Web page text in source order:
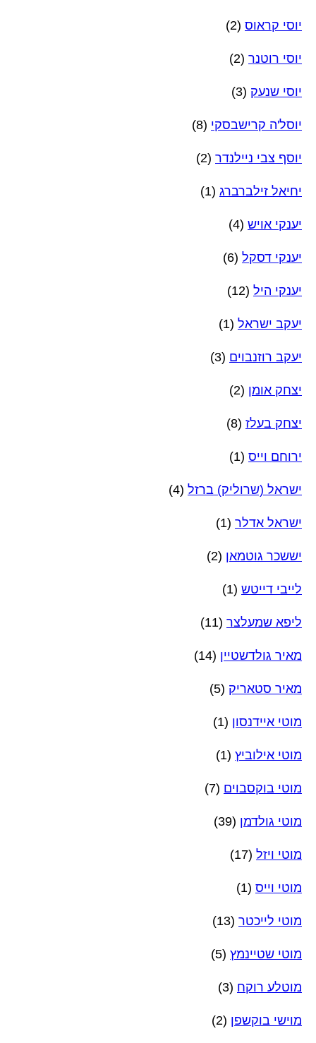
יוסי קראוס (2)
יוסי רוטנר (2)
יוסי שנעק (3)
יוסל'ה קרישבסקי (8)
יוסף צבי ניילנדר (2)
יחיאל זילברברג (1)
יענקי אויש (4)
יענקי דסקל (6)
יענקי היל (12)
יעקב ישראל (1)
יעקב רוזנבוים (3)
יצחק אומן (2)
יצחק בעלז (8)
ירוחם וייס (1)
ישראל (שרוליק) ברזל (4)
ישראל אדלר (1)
יששכר גוטמאן (2)
לייבי דייטש (1)
ליפא שמעלצר (11)
מאיר גולדשטיין (14)
מאיר סטאריק (5)
מוטי איידנסון (1)
מוטי אילוביץ (1)
מוטי בוקסבוים (7)
מוטי גולדמן (39)
מוטי ויזל (17)
מוטי וייס (1)
מוטי לייכטר (13)
מוטי שטיינמץ (5)
מוטלע רוקח (3)
מוישי בוקשפן (2)